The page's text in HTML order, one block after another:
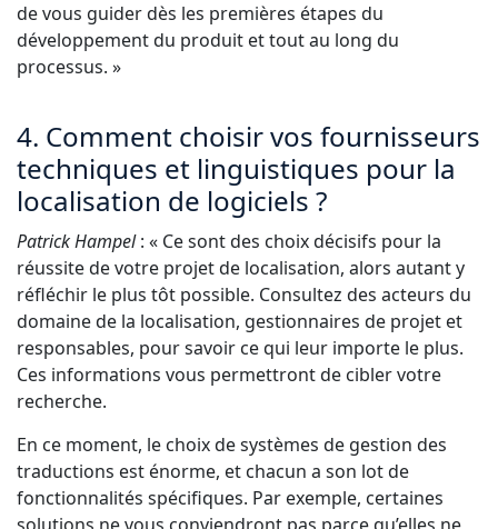
de vous guider dès les premières étapes du
développement du produit et tout au long du
processus. »
4. Comment choisir vos fournisseurs
techniques et linguistiques pour la
localisation de logiciels ?
Patrick Hampel: « Ce sont des choix décisifs pour la
réussite de votre projet de localisation, alors autant y
réfléchir le plus tôt possible. Consultez des acteurs du
domaine de la localisation, gestionnaires de projet et
responsables, pour savoir ce qui leur importe le plus.
Ces informations vous permettront de cibler votre
recherche.
En ce moment, le choix de systèmes de gestion des
traductions est énorme, et chacun a son lot de
fonctionnalités spécifiques. Par exemple, certaines